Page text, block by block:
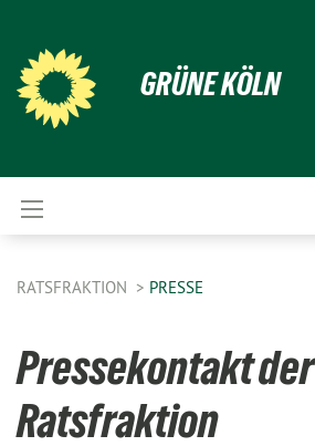
GRÜNE KÖLN
RATSFRAKTION PRESSE
Pressekontakt der
Ratsfraktion